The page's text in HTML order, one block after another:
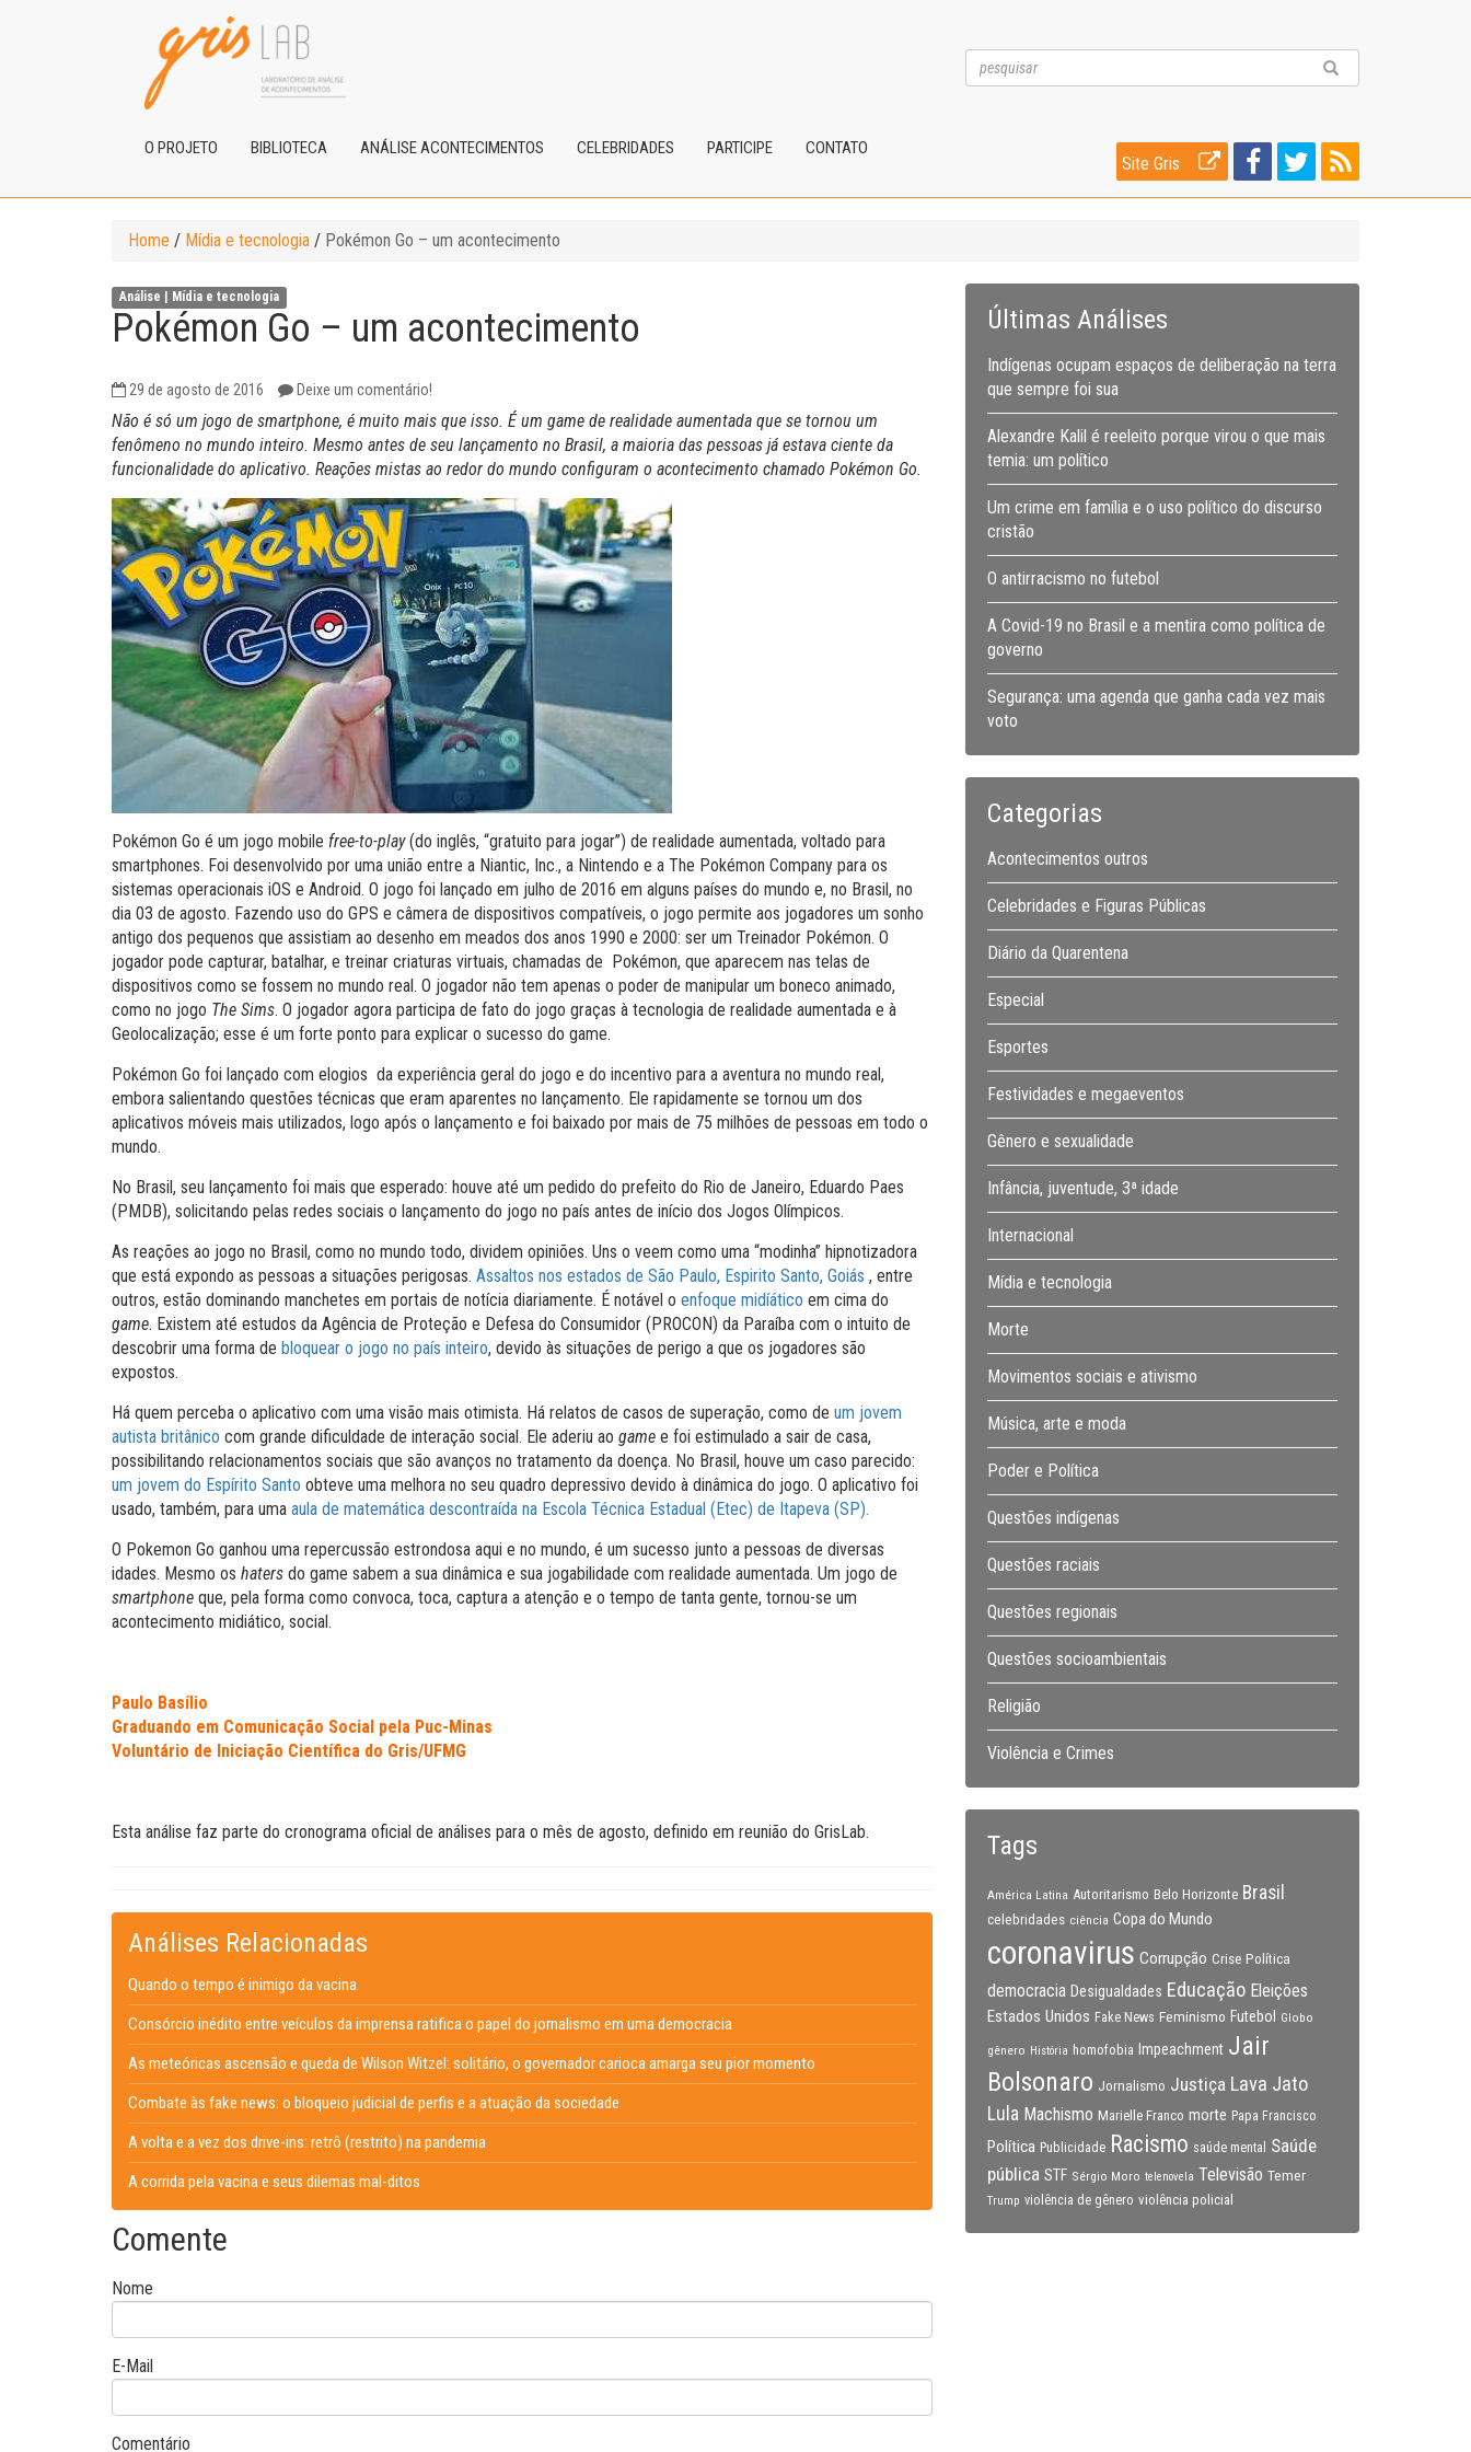
O PROJETO BIBLIOTECA ANÁLISE ACONTECIMENTOS CELEBRIDADES PARTICIPE CONTATO
Site Gris
Home / Mídia e tecnologia / Pokémon Go – um acontecimento
Análise | Mídia e tecnologia
Pokémon Go – um acontecimento
29 de agosto de 2016 Deixe um comentário!
Não é só um jogo de smartphone, é muito mais que isso. É um game de realidade aumentada que se tornou um
fenômeno no mundo inteiro. Mesmo antes de seu lançamento no Brasil, a maioria das pessoas já estava ciente da
funcionalidade do aplicativo. Reações mistas ao redor do mundo configuram o acontecimento chamado Pokémon Go.
Pokémon Go é um jogo mobile free-to-play(do inglês, “gratuito para jogar”) de realidade aumentada, voltado para
smartphones. Foi desenvolvido por uma união entre a Niantic, Inc., a Nintendo e a The Pokémon Company para os
sistemas operacionais iOS e Android. O jogo foi lançado em julho de 2016 em alguns países do mundo e, no Brasil, no
dia 03 de agosto. Fazendo uso do GPS e câmera de dispositivos compatíveis, o jogo permite aos jogadores um sonho
antigo dos pequenos que assistiam ao desenho em meados dos anos 1990 e 2000: ser um Treinador Pokémon. O
jogador pode capturar, batalhar, e treinar criaturas virtuais, chamadas de Pokémon, que aparecem nas telas de
dispositivos como se fossem no mundo real. O jogador não tem apenas o poder de manipular um boneco animado,
como no jogo The Sims. O jogador agora participa de fato do jogo graças à tecnologia de realidade aumentada e à
Geolocalização; esse é um forte ponto para explicar o sucesso do game.
Pokémon Go foi lançado com elogios da experiência geral do jogo e do incentivo para a aventura no mundo real,
embora salientando questões técnicas que eram aparentes no lançamento. Ele rapidamente se tornou um dos
aplicativos móveis mais utilizados, logo após o lançamento e foi baixado por mais de 75 milhões de pessoas em todo o
mundo.
No Brasil, seu lançamento foi mais que esperado: houve até um pedido do prefeito do Rio de Janeiro, Eduardo Paes
(PMDB), solicitando pelas redes sociais o lançamento do jogo no país antes de início dos Jogos Olímpicos.
As reações ao jogo no Brasil, como no mundo todo, dividem opiniões. Uns o veem como uma “modinha” hipnotizadora
que está expondo as pessoas a situações perigosas. Assaltos nos estados de São Paulo, Espirito Santo, Goiás , entre
outros, estão dominando manchetes em portais de notícia diariamente. É notável o enfoque midíático em cima do
game. Existem até estudos da Agência de Proteção e Defesa do Consumidor (PROCON) da Paraíba com o intuito de
descobrir uma forma de bloquear o jogo no país inteiro, devido às situações de perigo a que os jogadores são
expostos.
Há quem perceba o aplicativo com uma visão mais otimista. Há relatos de casos de superação, como de um jovem
autista britânico com grande dificuldade de interação social. Ele aderiu ao game e foi estimulado a sair de casa,
possibilitando relacionamentos sociais que são avanços no tratamento da doença. No Brasil, houve um caso parecido:
um jovem do Espírito Santo obteve uma melhora no seu quadro depressivo devido à dinâmica do jogo. O aplicativo foi
usado, também, para uma aula de matemática descontraída na Escola Técnica Estadual (Etec) de Itapeva (SP).
O Pokemon Go ganhou uma repercussão estrondosa aqui e no mundo, é um sucesso junto a pessoas de diversas
idades. Mesmo os haters do game sabem a sua dinâmica e sua jogabilidade com realidade aumentada. Um jogo de
smartphone que, pela forma como convoca, toca, captura a atenção e o tempo de tanta gente, tornou-se um
acontecimento midiático, social.
Paulo Basílio
Graduando em Comunicação Social pela Puc-Minas
Voluntário de Iniciação Científica do Gris/UFMG
Esta análise faz parte do cronograma oficial de análises para o mês de agosto, definido em reunião do GrisLab.
Análises Relacionadas
Quando o tempo é inimigo da vacina
Consórcio inédito entre veículos da imprensa ratifica o papel do jornalismo em uma democracia
As meteóricas ascensão e queda de Wilson Witzel: solitário, o governador carioca amarga seu pior momento
Combate às fake news: o bloqueio judicial de perfis e a atuação da sociedade
A volta e a vez dos drive-ins: retrô (restrito) na pandemia
A corrida pela vacina e seus dilemas mal-ditos
Comente
Nome
E-Mail
Comentário
Últimas Análises
Indígenas ocupam espaços de deliberação na terra
que sempre foi sua
Alexandre Kalil é reeleito porque virou o que mais
temia: um político
Um crime em família e o uso político do discurso
cristão
O antirracismo no futebol
A Covid-19 no Brasil e a mentira como política de
governo
Segurança: uma agenda que ganha cada vez mais
voto
Categorias
Acontecimentos outros
Celebridades e Figuras Públicas
Diário da Quarentena
Especial
Esportes
Festividades e megaeventos
Gênero e sexualidade
Infância, juventude, 3ª idade
Internacional
Mídia e tecnologia
Morte
Movimentos sociais e ativismo
Música, arte e moda
Poder e Política
Questões indígenas
Questões raciais
Questões regionais
Questões socioambientais
Religião
Violência e Crimes
Tags
América Latina Autoritarismo Belo Horizonte Brasil
celebridades ciência Copa do Mundo
coronavirus Corrupção Crise Política
democracia Desigualdades Educação Eleições
Estados Unidos Fake News Feminismo Futebol Globo
gênero História homofobia Impeachment Jair
Bolsonaro Jornalismo Justiça Lava Jato
Lula Machismo Marielle Franco morte Papa Francisco
Política Publicidade Racismo saúde mental
Saúde
pública STF Sérgio Moro telenovela Televisão Temer
Trump violência de gênero violência policial